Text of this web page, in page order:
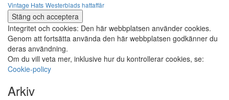
Vintage Hats Westerblads hattaffär
Integritet och cookies: Den här webbplatsen använder cookies.
Genom att fortsätta använda den här webbplatsen godkänner du
deras användning.
Om du vill veta mer, inklusive hur du kontrollerar cookies, se:
Cookie-policy
Arkiv